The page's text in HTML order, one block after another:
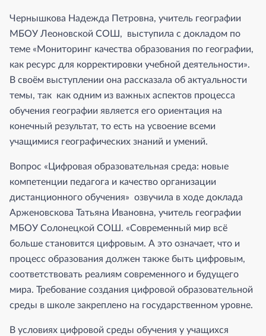
Чернышкова Надежда Петровна, учитель географии
МБОУ Леоновской СОШ, выступила с докладом по
теме «Мониторинг качества образования по географии,
как ресурс для корректировки учебной деятельности».
В своём выступлении она рассказала об актуальности
темы, так как одним из важных аспектов процесса
обучения географии является его ориентация на
конечный результат, то есть на усвоение всеми
учащимися географических знаний и умений.
Вопрос «Цифровая образовательная среда: новые
компетенции педагога и качество организации
дистанционного обучения» озвучила в ходе доклада
Арженовскова Татьяна Ивановна, учитель географии
МБОУ Солонецкой СОШ. «Современный мир всё
больше становится цифровым. А это означает, что и
процесс образования должен также быть цифровым,
соответствовать реалиям современного и будущего
мира. Требование создания цифровой образовательной
среды в школе закреплено на государственном уровне.
В условиях цифровой среды обучения у учащихся